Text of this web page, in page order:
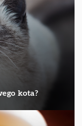
kota?